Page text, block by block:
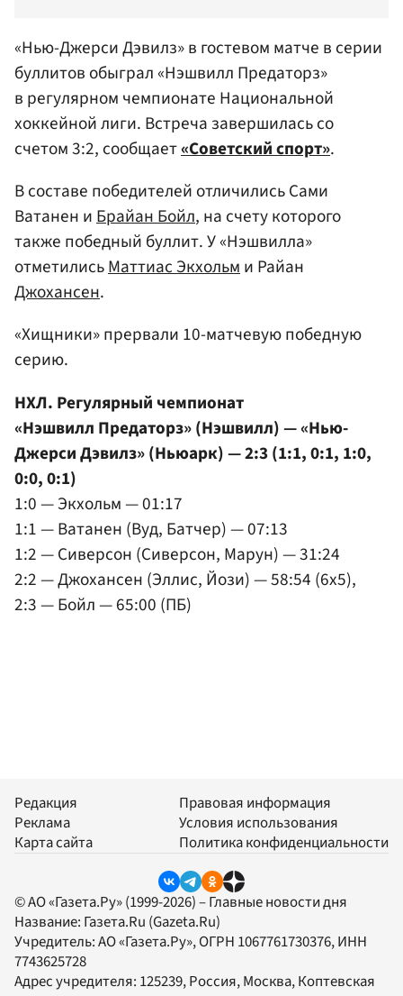
«Нью-Джерси Дэвилз» в гостевом матче в серии
буллитов обыграл «Нэшвилл Предаторз»
в регулярном чемпионате Национальной
хоккейной лиги. Встреча завершилась со
счетом 3:2, сообщает«Советский спорт».
В составе победителей отличились Сами
Ватанен иБрайан Бойл, на счету которого
также победный буллит. У «Нэшвилла»
отметилисьМаттиас Экхольми Райан
Джохансен.
«Хищники» прервали 10-матчевую победную
серию.
НХЛ. Регулярный чемпионат
«Нэшвилл Предаторз» (Нэшвилл) — «Нью-
Джерси Дэвилз» (Ньюарк) — 2:3 (1:1, 0:1, 1:0,
0:0, 0:1)
1:0 — Экхольм — 01:17
1:1 — Ватанен (Вуд, Батчер) — 07:13
1:2 — Сиверсон (Сиверсон, Марун) — 31:24
2:2 — Джохансен (Эллис, Йози) — 58:54 (6x5),
2:3 — Бойл — 65:00 (ПБ)
Редакция
Реклама
Карта сайта
Правовая информация
Условия использования
Политика конфиденциальности
© АО «Газета.Ру» (1999-2026) – Главные новости дня
Название: Газета.Ru (Gazeta.Ru)
Учредитель:АО «Газета.Ру», ОГРН 1067761730376, ИНН
7743625728
Адрес учредителя: 125239, Россия, Москва, Коптевская